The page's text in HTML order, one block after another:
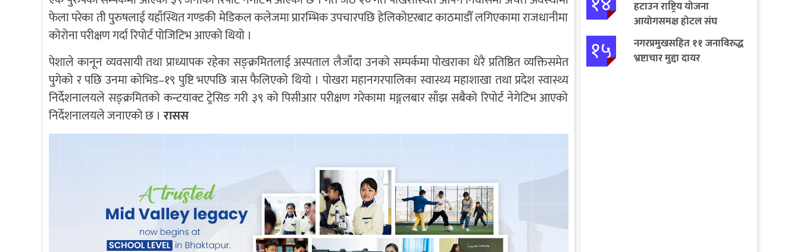
फेला परेका ती पुरुषलाई यहाँस्थित गण्डकी मेडिकल कलेजमा प्रारम्भिक उपचारपछि हेलिकोप्टरबाट काठमाडौँ लगिएकामा राजधानीमा
कोरोना परीक्षण गर्दा रिपोर्ट पोजिटिभ आएको थियो ।
पेशाले कानून व्यवसायी तथा प्राध्यापक रहेका सङ्क्रमितलाई अस्पताल लैजाँदा उनको सम्पर्कमा पोखराका धेरै प्रतिष्ठित व्यक्तिसमेत
पुगेको र पछि उनमा कोभिड–१९ पुष्टि भएपछि त्रास फैलिएको थियो । पोखरा महानगरपालिका स्वास्थ्य महाशाखा तथा प्रदेश स्वास्थ्य
निर्देशनालयले सङ्क्रमितको कन्टयाक्ट ट्रेसिङ गरी ३९ को पिसीआर परीक्षण गरेकामा मङ्गलबार साँझ सबैको रिपोर्ट नेगेटिभ आएको
निर्देशनालयले जनाएको छ । रासस
हटाउन राष्ट्रिय योजना
आयोगसमक्ष होटल संघ
बागमतीका पाँचबुँदे माग
१५
नगरप्रमुखसहित ११ जनाविरुद्ध
भ्रष्टाचार मुद्दा दायर